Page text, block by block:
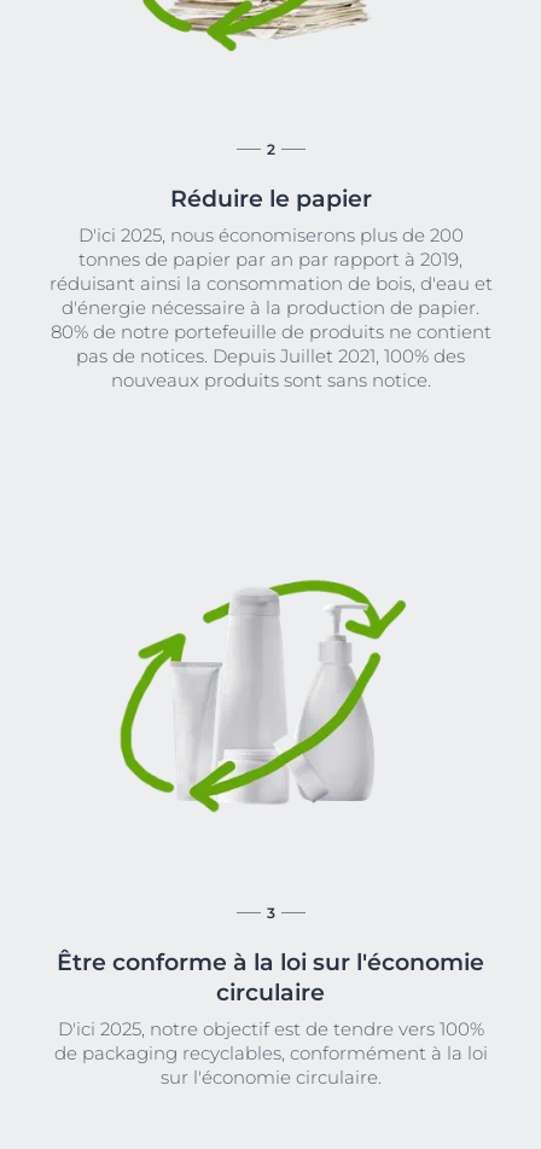
2
Réduire le papier
D'ici 2025, nous économiserons plus de 200
tonnes de papier par an par rapport à 2019,
réduisant ainsi la consommation de bois, d'eau et
d'énergie nécessaire à la production de papier.
80% de notre portefeuille de produits ne contient
pas de notices. Depuis Juillet 2021, 100% des
nouveaux produits sont sans notice.
3
Être conforme à la loi sur l'économie
circulaire
D'ici 2025, notre objectif est de tendre vers 100%
de packaging recyclables, conformément à la loi
sur l'économie circulaire.